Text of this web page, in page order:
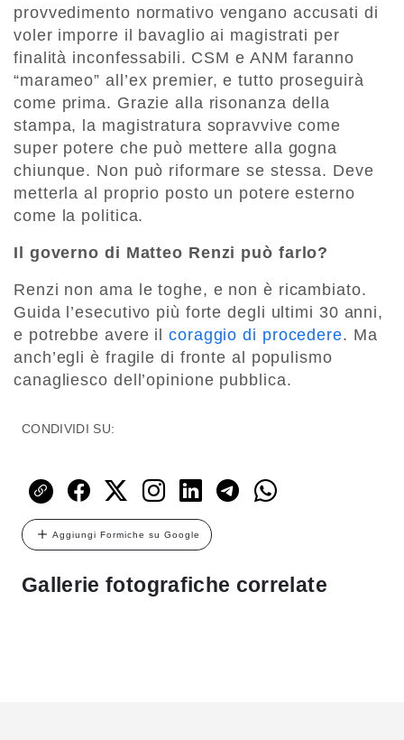
provvedimento normativo vengano accusati di
voler imporre il bavaglio ai magistrati per
finalità inconfessabili. CSM e ANM faranno
“marameo” all’ex premier, e tutto proseguirà
come prima. Grazie alla risonanza della
stampa, la magistratura sopravvive come
super potere che può mettere alla gogna
chiunque. Non può riformare se stessa. Deve
metterla al proprio posto un potere esterno
come la politica.
Il governo di Matteo Renzi può farlo?
Renzi non ama le toghe, e non è ricambiato.
Guida l’esecutivo più forte degli ultimi 30 anni,
e potrebbe avere il coraggio di procedere. Ma
anch’egli è fragile di fronte al populismo
canagliesco dell’opinione pubblica.
CONDIVIDI SU:
Aggiungi Formiche su Google
Gallerie fotografiche correlate